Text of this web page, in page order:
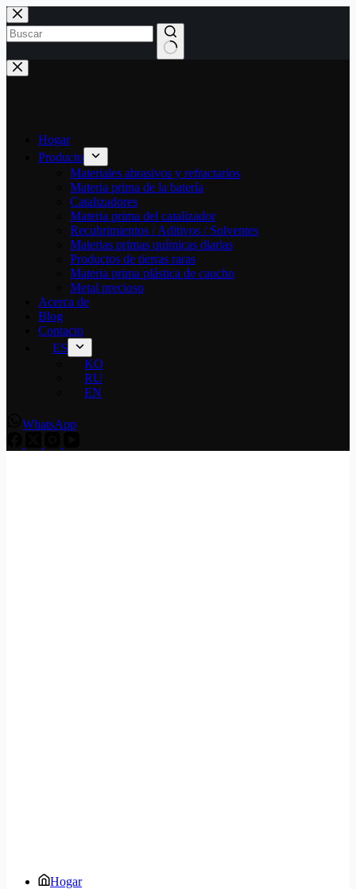
Saltar
al
contenido
Sin
resultados
Hogar
Producto
Materiales abrasivos y refractarios
Materia prima de la batería
Catalizadores
Materia prima del catalizador
Recubrimientos / Aditivos / Solventes
Materias primas químicas diarias
Productos de tierras raras
Materia prima plástica de caucho
Metal precioso
Acerca de
Blog
Contacto
ES
KO
RU
EN
WhatsApp
Hogar